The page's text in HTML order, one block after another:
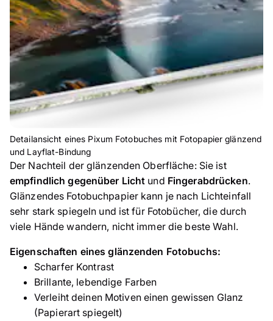
Detailansicht eines Pixum Fotobuches mit Fotopapier glänzend
und Layflat-Bindung
Der Nachteil der glänzenden Oberfläche: Sie ist
empfindlich gegenüber Licht und Fingerabdrücken.
Glänzendes Fotobuchpapier kann je nach Lichteinfall
sehr stark spiegeln und ist für Fotobücher, die durch
viele Hände wandern, nicht immer die beste Wahl.
Eigenschaften eines glänzenden Fotobuchs:
Scharfer Kontrast
Brillante, lebendige Farben
Verleiht deinen Motiven einen gewissen Glanz
(Papierart spiegelt)